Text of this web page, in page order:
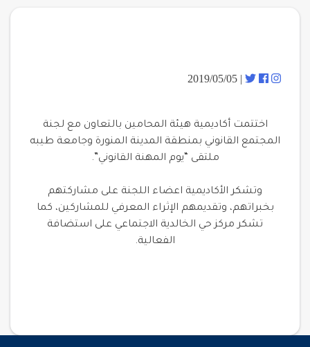
| 2019/05/05
اختتمت أكاديمية هيئة المحامين بالتعاون مع لجنة
المجتمع القانوني بمنطقة المدينة المنورة وجامعة طيبه
ملتقى “يوم المهنة القانوني”.
وتشكر الأكاديمية اعضاء اللجنة على مشاركتهم
بخبراتهم، وتقديمهم الإثراء المعرفي للمشاركين، كما
تشكر مركز حي الخالدية الاجتماعي على استضافة
الفعالية.